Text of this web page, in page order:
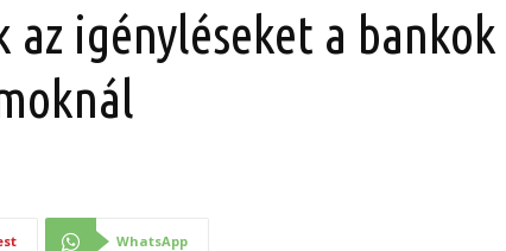
igényléseket a
WhatsApp